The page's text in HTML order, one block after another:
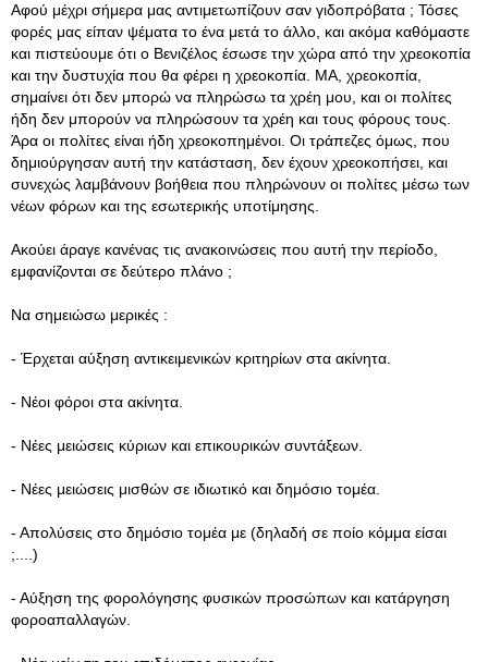
Αφού μέχρι σήμερα μας αντιμετωπίζουν σαν γιδοπρόβατα ; Τόσες
φορές μας είπαν ψέματα το ένα μετά το άλλο, και ακόμα καθόμαστε
και πιστεύουμε ότι ο Βενιζέλος έσωσε την χώρα από την χρεοκοπία
και την δυστυχία που θα φέρει η χρεοκοπία. ΜΑ, χρεοκοπία,
σημαίνει ότι δεν μπορώ να πληρώσω τα χρέη μου, και οι πολίτες
ήδη δεν μπορούν να πληρώσουν τα χρέη και τους φόρους τους.
Άρα οι πολίτες είναι ήδη χρεοκοπημένοι. Οι τράπεζες όμως, που
δημιούργησαν αυτή την κατάσταση, δεν έχουν χρεοκοπήσει, και
συνεχώς λαμβάνουν βοήθεια που πληρώνουν οι πολίτες μέσω των
νέων φόρων και της εσωτερικής υποτίμησης.
Ακούει άραγε κανένας τις ανακοινώσεις που αυτή την περίοδο,
εμφανίζονται σε δεύτερο πλάνο ;
Να σημειώσω μερικές :
- Έρχεται αύξηση αντικειμενικών κριτηρίων στα ακίνητα.
- Νέοι φόροι στα ακίνητα.
- Νέες μειώσεις κύριων και επικουρικών συντάξεων.
- Νέες μειώσεις μισθών σε ιδιωτικό και δημόσιο τομέα.
- Απολύσεις στο δημόσιο τομέα με (δηλαδή σε ποίο κόμμα είσαι
;....)
- Αύξηση της φορολόγησης φυσικών προσώπων και κατάργηση
φοροαπαλλαγών.